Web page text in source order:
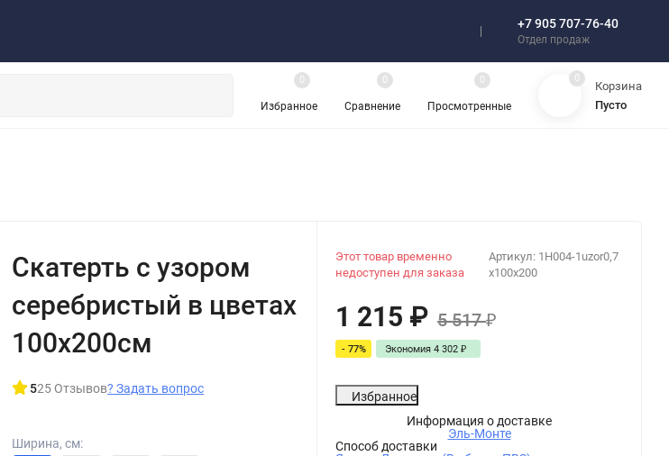
+7 905 707-76-40
Отдел продаж
Избранное
0
Сравнение
0
Просмотренные
0 0
Корзина
Пусто
Скатерть с узором
серебристый в цветах
100x200см
525 Отзывов? Задать вопрос
Ширина, см:
Артикул: 1H004-1uzor0,7
x100x200
Этот товар временно
недоступен для заказа
1 215 ₽ 5 517₽
- 77% Экономия4 302₽
Избранное
Информация о доставке
Эль-Монте
Способ доставки